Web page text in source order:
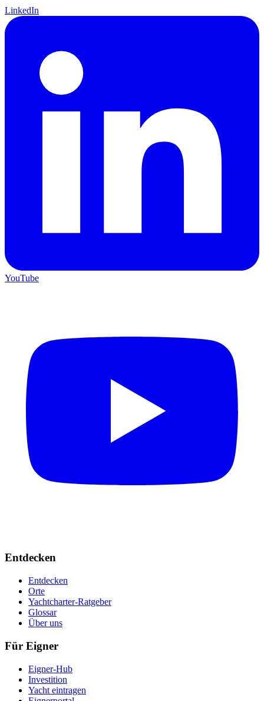
LinkedIn
YouTube
Entdecken
Entdecken
Orte
Yachtcharter-Ratgeber
Glossar
Über uns
Für Eigner
Eigner-Hub
Investition
Yacht eintragen